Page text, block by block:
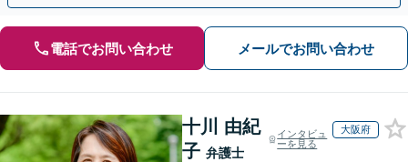
電話でお問い合わせ メールでお問い合わせ
十川 由紀
子 弁護士
インタビュ
ーを見る
大阪府